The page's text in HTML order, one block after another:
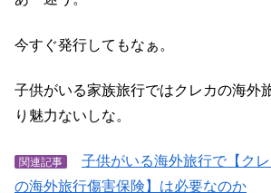
今すぐ発行してもなぁ。
子供がいる家族旅行ではクレカの海外
り魅力ないしな。
関連記事
子供がいる海外旅行で【ク
の海外旅行傷害保険】は必要なのか